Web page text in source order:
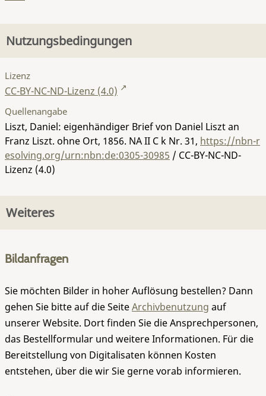
Nutzungsbedingungen
Lizenz
CC-BY-NC-ND-Lizenz (4.0)
Quellenangabe
Liszt, Daniel: eigenhändiger Brief von Daniel Liszt an
Franz Liszt. ohne Ort, 1856. NA II C k Nr. 31, https://nbn-r
esolving.org/urn:nbn:de:0305-30985 / CC-BY-NC-ND-
Lizenz (4.0)
Weiteres
Bildanfragen
Sie möchten Bilder in hoher Auflösung bestellen? Dann
gehen Sie bitte auf die SeiteArchivbenutzung auf
unserer Website. Dort finden Sie die Ansprechpersonen,
das Bestellformular und weitere Informationen. Für die
Bereitstellung von Digitalisaten können Kosten
entstehen, über die wir Sie gerne vorab informieren.